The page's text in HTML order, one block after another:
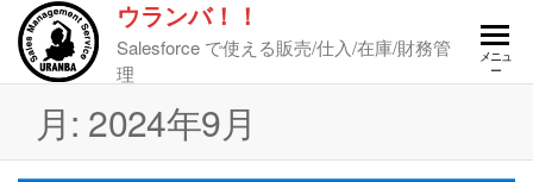
ウランバ！！
Salesforce で使える販売/仕入/在庫/財務管
理
メニュ
ー
月: 2024年9月